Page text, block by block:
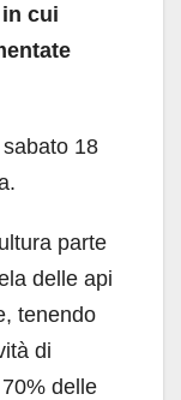
cui
18
parte
delle api
tenendo
di
delle